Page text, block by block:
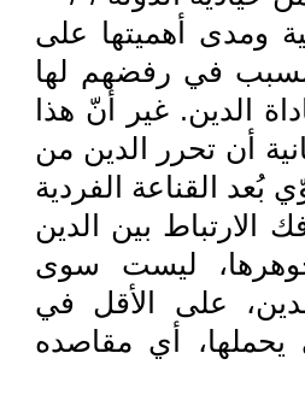
ومدى أهميتها على
في رفضهم لها
الدين. غير أنّ هذا
أن تحرر الدين من
بُعد القناعة الفردية
الارتباط بين الدين
ليست سوى
على الأقل في
يحملها، أي مقاصده